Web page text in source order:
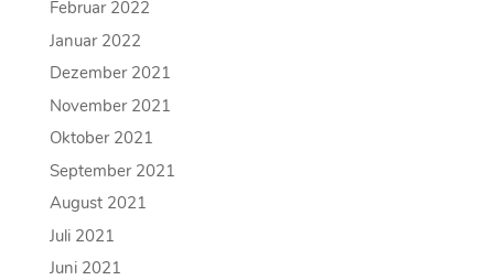
Februar 2022
Januar 2022
Dezember 2021
November 2021
Oktober 2021
September 2021
August 2021
Juli 2021
Juni 2021